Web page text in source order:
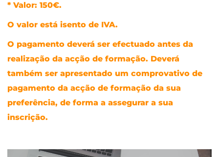
* Valor: 150€.
O valor está isento de IVA.
O pagamento deverá ser efectuado antes da
realização da acção de formação. Deverá
também ser apresentado um comprovativo de
pagamento da acção de formação da sua
preferência, de forma a assegurar a sua
inscrição.